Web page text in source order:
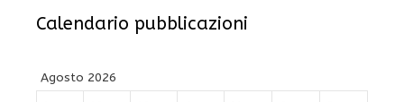
Calendario pubblicazioni
Agosto 2026